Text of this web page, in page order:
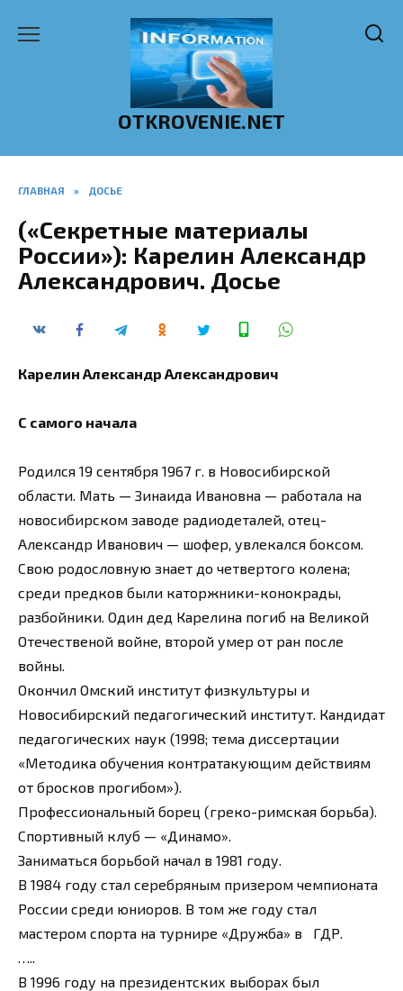
OTKROVENIE.NET
ГЛАВНАЯ » ДОСЬЕ
(«Секретные материалы
России»): Карелин Александр
Александрович. Досье
Карелин Александр Александрович
С самого начала
Родился 19 сентября 1967 г. в Новосибирской
области. Мать — Зинаида Ивановна — работала на
новосибирском заводе радиодеталей, отец-
Александр Иванович — шофер, увлекался боксом.
Свою родословную знает до четвертого колена;
среди предков были каторжники-конокрады,
разбойники. Один дед Карелина погиб на Великой
Отечественой войне, второй умер от ран после
войны.
Окончил Омский институт физкультуры и
Новосибирский педагогический институт. Кандидат
педагогических наук (1998; тема диссертации
«Методика обучения контратакующим действиям
от бросков прогибом»).
Профессиональный борец (греко-римская борьба).
Спортивный клуб — «Динамо».
Заниматься борьбой начал в 1981 году.
В 1984 году стал серебряным призером чемпионата
России среди юниоров. В том же году стал
мастером спорта на турнире «Дружба» в ГДР.
…..
В 1996 году на президентских выборах был